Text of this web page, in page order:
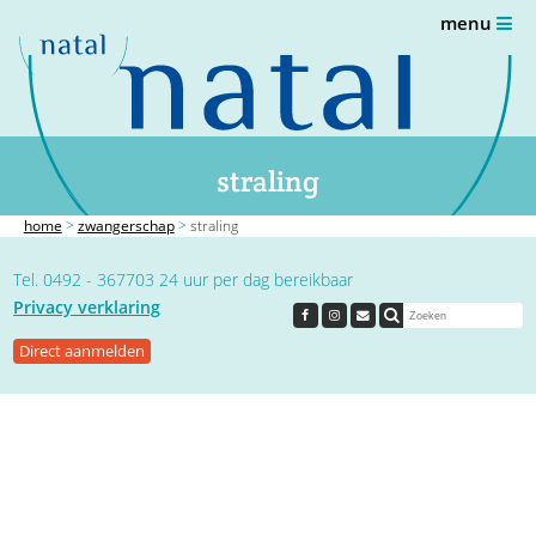
straling
menu
home > zwangerschap> straling
Tel. 0492 - 367703 24 uur per dag bereikbaar
Privacy verklaring
Direct aanmelden